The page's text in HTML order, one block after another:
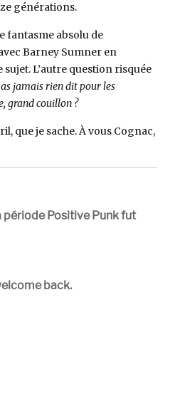
générations.
fantasme absolu de
Barney Sumner en
L’autre question risquée
jamais rien dit pour les
grand couillon ?
que je sache. À vous Cognac,
période Positive Punk fut
back.